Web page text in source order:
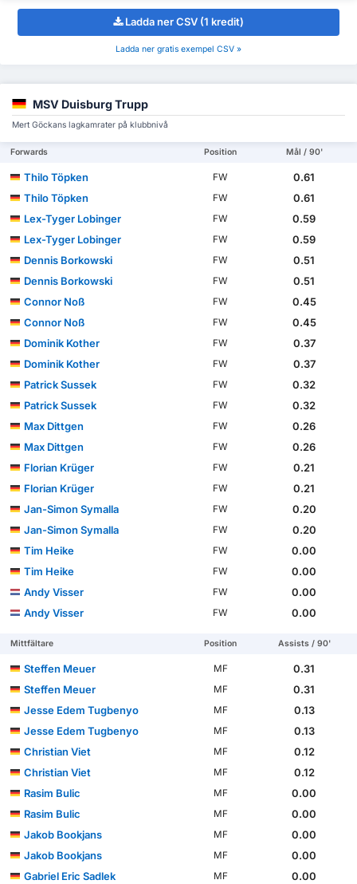
Ladda ner CSV (1 kredit)
Ladda ner gratis exempel CSV »
MSV Duisburg Trupp
Mert Göckans lagkamrater på klubbnivå
Forwards Position Mål / 90'
Thilo Töpken FW
0.61
Thilo Töpken
FW
0.61
Lex-Tyger Lobinger
FW
0.59
Lex-Tyger Lobinger
FW
0.59
Dennis Borkowski
FW
0.51
Dennis Borkowski
FW
0.51
Connor Noß
FW
0.45
Connor Noß
FW
0.45
Dominik Kother
FW
0.37
Dominik Kother
FW
0.37
Patrick Sussek
FW
0.32
Patrick Sussek
FW
0.32
Max Dittgen
FW
0.26
Max Dittgen
FW
0.26
Florian Krüger
FW
0.21
Florian Krüger
FW
0.21
Jan-Simon Symalla
FW
0.20
Jan-Simon Symalla
FW
0.20
Tim Heike
FW
0.00
Tim Heike
FW
0.00
Andy Visser
FW
0.00
Andy Visser
FW 0.00
Mittfältare Position Assists / 90'
Steffen Meuer MF
0.31
Steffen Meuer
MF
0.31
Jesse Edem Tugbenyo
MF
0.13
Jesse Edem Tugbenyo
MF
0.13
Christian Viet
MF
0.12
Christian Viet
MF
0.12
Rasim Bulic
MF
0.00
Rasim Bulic
MF
0.00
Jakob Bookjans
MF
0.00
Jakob Bookjans
MF
0.00
Gabriel Eric Sadlek
MF
0.00